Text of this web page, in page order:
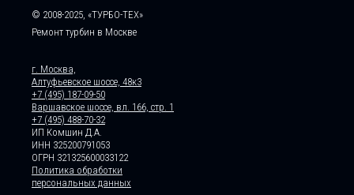
© 2008-2025, «ТУРБО-ТЕХ»
Ремонт турбин в Москве
г. Москва,
Алтуфьевское шоссе, 48к3
+7 (495) 187-09-50
Варшавское шоссе, вл. 166, стр. 1
+7 (495) 488-70-32
ИП Комшин Д.А.
ИНН 325200791053
ОГРН 321325600033122
Политика обработки
персональных данных